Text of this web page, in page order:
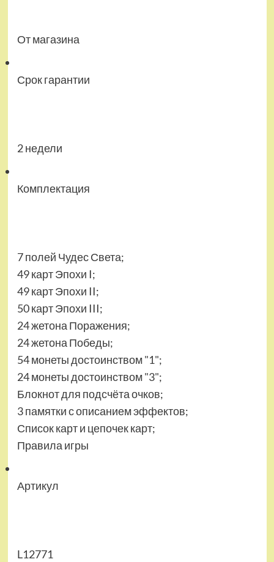
От магазина
Срок гарантии
2 недели
Комплектация
7 полей Чудес Света;
49 карт Эпохи I;
49 карт Эпохи II;
50 карт Эпохи III;
24 жетона Поражения;
24 жетона Победы;
54 монеты достоинством "1";
24 монеты достоинством "3";
Блокнот для подсчёта очков;
3 памятки с описанием эффектов;
Список карт и цепочек карт;
Правила игры
Артикул
L12771